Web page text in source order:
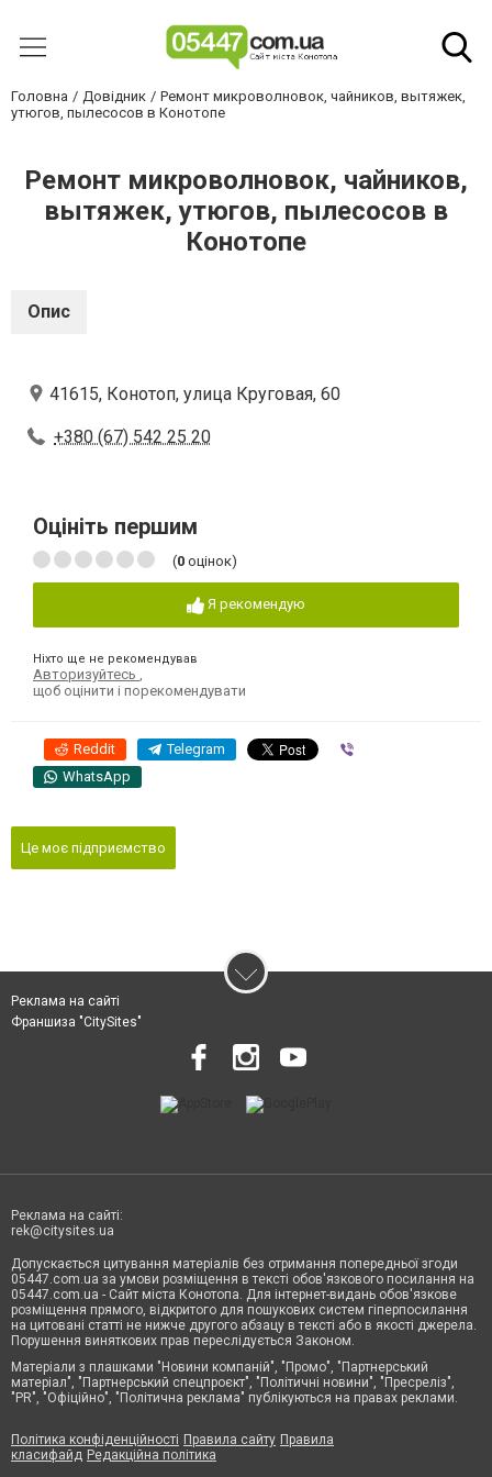
Головна Довідник
Ремонт микроволновок, чайников, вытяжек,
утюгов, пылесосов в Конотопе
Ремонт микроволновок, чайников,
вытяжек, утюгов, пылесосов в
Конотопе
Опис
41615, Конотоп, улица Круговая, 60
+380 (67) 542 25 20
Оцініть першим
(0 оцінок)
Я рекомендую
Ніхто ще не рекомендував
Авторизуйтесь
щоб оцінити і порекомендувати
Reddit Telegram
WhatsApp
Це моє підприємство
Реклама на сайті
Франшиза "CitySites"
Реклама на сайті:
rek@citysites.ua
Допускається цитування матеріалів без отримання попередньої згоди
05447.com.ua за умови розміщення в тексті обов'язкового посилання на
05447.com.ua - Сайт міста Конотопа. Для інтернет-видань обов'язкове
розміщення прямого, відкритого для пошукових систем гіперпосилання
на цитовані статті не нижче другого абзацу в тексті або в якості джерела.
Порушення виняткових прав переслідується Законом.
Матеріали з плашками "Новини компаній", "Промо", "Партнерський
матеріал", "Партнерський спецпроєкт", "Політичні новини", "Пресреліз",
"PR", "Офіційно", "Політична реклама" публікуються на правах реклами.
Політика конфіденційності Правила сайту Правила
класифайд Редакційна політика